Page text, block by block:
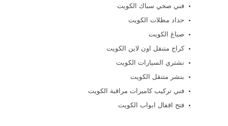
فني صحي سباك الكويت
حداد مظلات الكويت
صباغ الكويت
كراج متنقل اون لاين الكويت
نشتري السيارات الكويت
بنشر متنقل الكويت
فني تركيب كاميرات مراقبة الكويت
فتح اقفال ابواب الكويت